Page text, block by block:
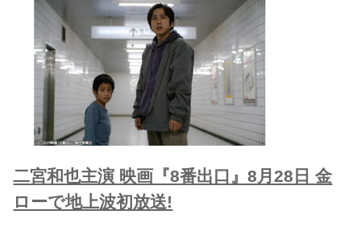
二宮和也主演 映画『8番出口』8月28日 金
ローで地上波初放送!